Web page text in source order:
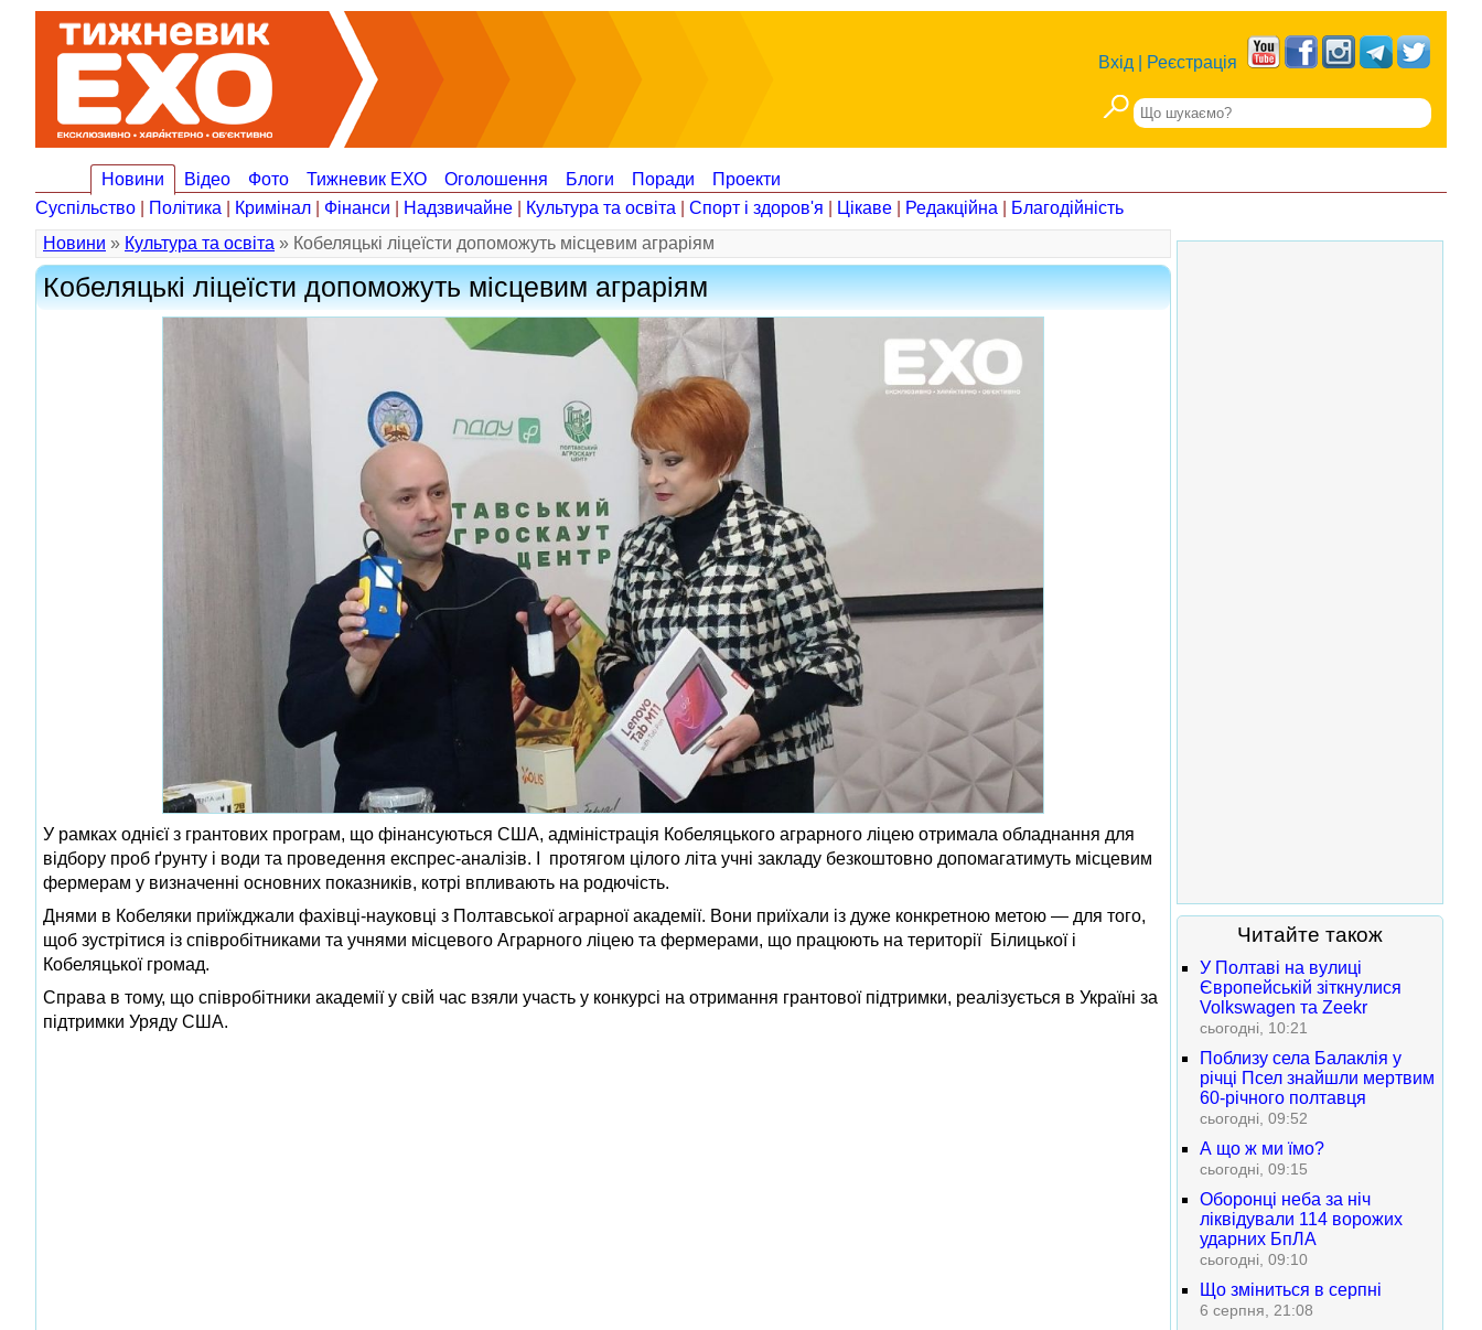
Вхід Реєстрація
Новини Відео Фото Тижневик ЕХО Оголошення Блоги Поради
Проекти
Суспільство
Політика Кримінал Фінанси Надзвичайне Культура та освіта Спорт і здоров'я Цікаве Редакційна
Благодійність
Новини » Культура та освіта » Кобеляцькі ліцеїсти допоможуть місцевим аграріям
Кобеляцькі ліцеїсти допоможуть місцевим аграріям
У рамках однієї з грантових програм, що фінансуються США, адміністрація Кобеляцького аграрного ліцею отримала обладнання для
відбору проб ґрунту і води та проведення експрес-аналізів. І протягом цілого літа учні закладу безкоштовно допомагатимуть місцевим
фермерам у визначенні основних показників, котрі впливають на родючість.
Днями в Кобеляки приїжджали фахівці-науковці з Полтавської аграрної академії. Вони приїхали із дуже конкретною метою — для того,
щоб зустрітися із співробітниками та учнями місцевого Аграрного ліцею та фермерами, що працюють на території Білицької і
Кобеляцької громад.
Справа в тому, що співробітники академії у свій час взяли участь у конкурсі на отримання грантової підтримки, реалізується в Україні за
підтримки Уряду США.
Читайте також
У Полтаві на вулиці
Європейській зіткнулися
Volkswagen та Zeekr
сьогодні, 10:21
Поблизу села Балаклія у
річці Псел знайшли мертвим
60-річного полтавця
сьогодні, 09:52
А що ж ми їмо?
сьогодні, 09:15
Оборонці неба за ніч
ліквідували 114 ворожих
ударних БпЛА
сьогодні, 09:10
Що зміниться в серпні
6 серпня, 21:08